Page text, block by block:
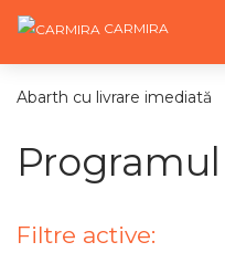
CARMIRA
Abarth cu livrare imediată
Filtre active: